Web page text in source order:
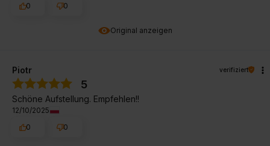
Original anzeigen
0
0
Piotr verifiziert
5
Schöne Aufstellung. Empfehlen!!
12/10/2025
0
0